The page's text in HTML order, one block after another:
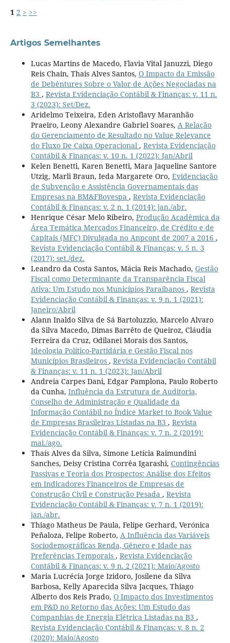
1 2 > >>
Artigos Semelhantes
Lucas Martins de Macedo, Flavia Vital Januzzi, Diego
Reis Chain, Thais Alves Santos, O Impacto da Emissão
de Debêntures Sobre o Valor de Ações Negociadas na
B3 , Revista Evidenciação Contábil & Finanças: v. 11 n.
3 (2023): Set/Dez.
Aridelmo Teixeira, Eden Aristoflavy Maranhão
Praeiro, Leony Alexandre Gabriel Soares, A Relação
do Gerenciamento de Resultado no Value Relevance
do Fluxo De Caixa Operacional , Revista Evidenciação
Contábil & Finanças: v. 10 n. 1 (2022): Jan/Abril
Kelen Benetti, Karen Benetti, Mara Jaqueline Santore
Utzig, Marli Braun, Ieda Margarete Oro, Evidenciação
de Subvenção e Assistência Governamentais das
Empresas na BM&FBovespa , Revista Evidenciação
Contábil & Finanças: v. 2 n. 1 (2014): jan./abr.
Henrique César Melo Ribeiro, Produção Acadêmica da
Área Temática Mercados Financeiro, de Crédito e de
Capitais (MFC) Divulgada no Anpcont de 2007 a 2016 ,
Revista Evidenciação Contábil & Finanças: v. 5 n. 3
(2017): set./dez.
Leandro da Costa Santos, Mácia Reis Machado, Gestão
Fiscal como Determinante da Transparência Fiscal
Ativa: Um Estudo nos Municípios Paraibanos , Revista
Evidenciação Contábil & Finanças: v. 9 n. 1 (2021):
Janeiro/Abril
Alann Inaldo Silva de Sá Bartoluzzio, Marcelo Alvaro
da Silva Macedo, Dimas Barrêto de Queiroz, Cláudia
Ferreira da Cruz, Odilanei Morais dos Santos,
Ideologia Político-Partidária e Gestão Fiscal nos
Municípios Brasileiros , Revista Evidenciação Contábil
& Finanças: v. 11 n. 1 (2023): Jan/Abril
Andreia Carpes Dani, Edgar Pamplona, Paulo Roberto
da Cunha, Influência da Estrutura de Auditoria,
Conselho de Administração e Qualidade da
Informação Contábil no Índice Market to Book Value
de Empresas Brasileiras Listadas na B3 , Revista
Evidenciação Contábil & Finanças: v. 7 n. 2 (2019):
mai./ago.
Thaís Alves da Silva, Simone Letícia Raimundini
Sanches, Deisy Cristina Corrêa Igarashi, Contingências
Passivas e Teoria dos Prospectos: Análise dos Efeitos
em Indicadores Financeiros de Empresas de
Construção Civil e Construção Pesada , Revista
Evidenciação Contábil & Finanças: v. 7 n. 1 (2019):
jan./abr.
Thiago Matheus De Paula, Felipe Gerhard, Verónica
Peñaloza, Felipe Roberto, A Influência das Variáveis
Sociodemográficas Renda, Gênero e Idade nas
Preferências Temporais , Revista Evidenciação
Contábil & Finanças: v. 9 n. 2 (2021): Maio/Agosto
Maria Lucrécia Jorge Izidoro, Josilene da Silva
Barbosa, Kelly Aparecida Silva Jacques, Thiago
Alberto dos Reis Prado, O Impacto dos Investimentos
em P&D no Retorno das Ações: Um Estudo das
Companhias de Energia Elétrica Listadas na B3 ,
Revista Evidenciação Contábil & Finanças: v. 8 n. 2
(2020): Maio/Agosto